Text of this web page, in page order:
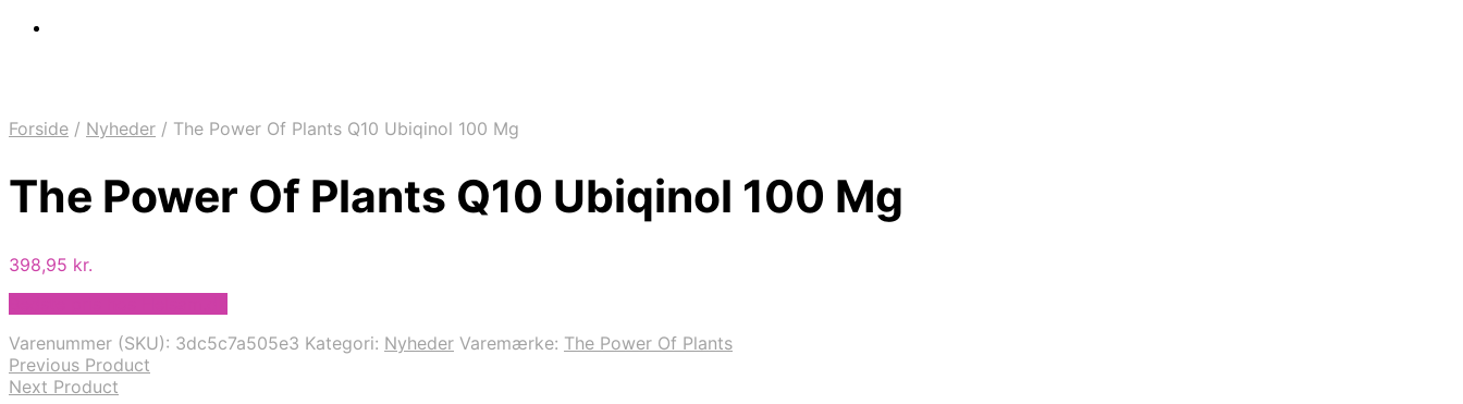
Forside / Nyheder / The Power Of Plants Q10 Ubiqinol 100 Mg
The Power Of Plants Q10 Ubiqinol 100 Mg
398,95 kr.
Varenummer (SKU): 3dc5c7a505e3 Kategori: Nyheder Varemærke: The Power Of Plants
Previous Product
Next Product